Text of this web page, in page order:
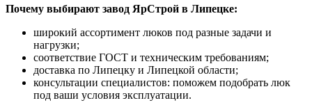
Почему выбирают завод ЯрСтрой в Липецке:
широкий ассортимент люков под разные задачи и
нагрузки;
соответствие ГОСТ и техническим требованиям;
доставка по Липецку и Липецкой области;
консультации специалистов: поможем подобрать люк
под ваши условия эксплуатации.